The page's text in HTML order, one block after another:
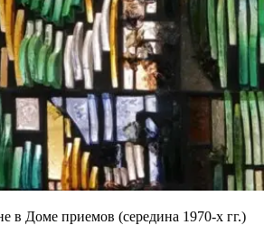
в Доме приемов (середина 1970-х гг.)